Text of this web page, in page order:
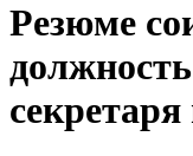
Резюме